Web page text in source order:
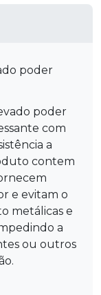
poder
poder
com
a
contem
e evitam o
metálicas e
a
ou outros